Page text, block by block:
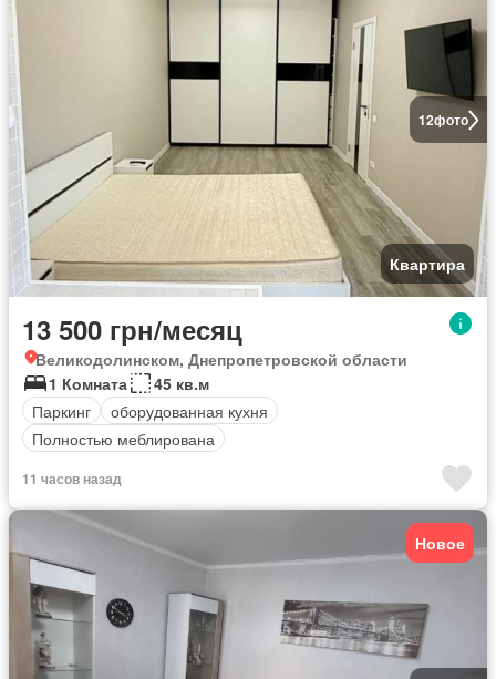
12фото
Квартира
13 500 грн/месяц
Великодолинском, Днепропетровской области
1 Комната
45 кв.м
Паркинг
оборудованная кухня
Полностью меблирована
11 часов назад
Новое